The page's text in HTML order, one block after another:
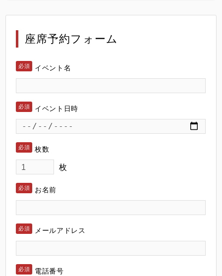
座席予約フォーム
イベント名
イベント日時
枚数
枚
お名前
メールアドレス
電話番号